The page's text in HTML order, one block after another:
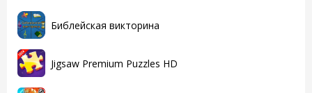
Библейская викторина
Jigsaw Premium Puzzles HD